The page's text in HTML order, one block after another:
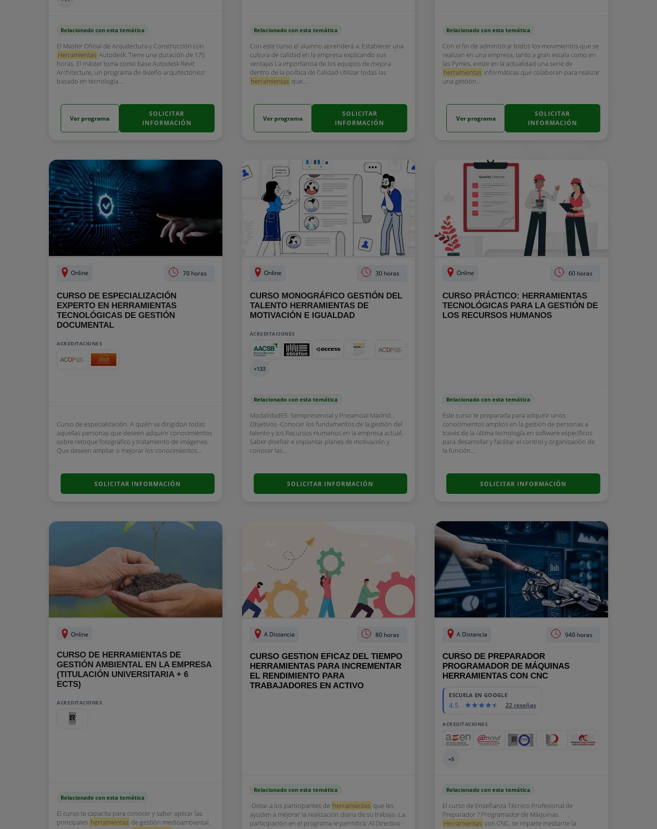
Relacionado con esta temática
El Master Oficial de Arquitectura y Construcción con
Herramientas Autodesk. Tiene una duración de 175
horas. El máster toma como base Autodesk Revit
Architecture, un programa de diseño arquitectónico
basado en tecnología...
Ver programa
SOLICITAR
INFORMACIÓN
Relacionado con esta temática
Con este curso el alumno aprenderá a: Establecer una
cultura de calidad en la empresa explicando sus
ventajas La importancia de los equipos de mejora
dentro de la política de Calidad Utilizar todas las
herramientas que...
Ver programa
SOLICITAR
INFORMACIÓN
Relacionado con esta temática
Con el fin de administrar todos los movimientos que se
realizan en una empresa, tanto a gran escala como en
las Pymes, existe en la actualidad una serie de
herramientas informáticas que colaboran para realizar
una gestión...
Ver programa
SOLICITAR
INFORMACIÓN
Online 70 horas
CURSO DE ESPECIALIZACIÓN
EXPERTO EN HERRAMIENTAS
TECNOLÓGICAS DE GESTIÓN
DOCUMENTAL
ACREDITACIONES
Curso de especialización. A quién va dirigidoA todas
aquellas personas que deseen adquirir conocimientos
sobre retoque fotográfico y tratamiento de imágenes.
Que deseen ampliar o mejorar los conocimientos...
SOLICITAR INFORMACIÓN
Online 30 horas
CURSO MONOGRÁFICO GESTIÓN DEL
TALENTO HERRAMIENTAS DE
MOTIVACIÓN E IGUALDAD
ACREDITACIONES
+133
Relacionado con esta temática
ModalidadES: Semipresencial y Presencial Madrid.
Objetivos -Conocer los fundamentos de la gestión del
talento y los Recursos Humanos en la empresa actual. -
Saber diseñar e implantar planes de motivación y
conocer las...
SOLICITAR INFORMACIÓN
Online 60 horas
CURSO PRÁCTICO: HERRAMIENTAS
TECNOLÓGICAS PARA LA GESTIÓN DE
LOS RECURSOS HUMANOS
Relacionado con esta temática
Este curso te preparada para adquirir unos
conocimientos amplios en la gestión de personas a
través de la última tecnología en software específicos
para desarrollar y facilitar el control y organización de
la función...
SOLICITAR INFORMACIÓN
Online
CURSO DE HERRAMIENTAS DE
GESTIÓN AMBIENTAL EN LA EMPRESA
(TITULACIÓN UNIVERSITARIA + 6
ECTS)
ACREDITACIONES
Relacionado con esta temática
El curso te capacita para conocer y saber aplicar las
principales herramientas de gestión medioambiental.
A Distancia 80 horas
CURSO GESTION EFICAZ DEL TIEMPO
HERRAMIENTAS PARA INCREMENTAR
EL RENDIMIENTO PARA
TRABAJADORES EN ACTIVO
Relacionado con esta temática
-Dotar a los participantes de herramientas que les
ayuden a mejorar la realización diaria de su trabajo. La
participación en el programa le permitirá: Al Directivo -
A Distancia 940 horas
CURSO DE PREPARADOR
PROGRAMADOR DE MÁQUINAS
HERRAMIENTAS CON CNC
ESCUELA EN GOOGLE
4.5 22 reseñas
ACREDITACIONES
+5
Relacionado con esta temática
El curso de Enseñanza Técnico Profesional de
Preparador ? Programador de Máquinas
Herramientas con CNC, se imparte mediante la